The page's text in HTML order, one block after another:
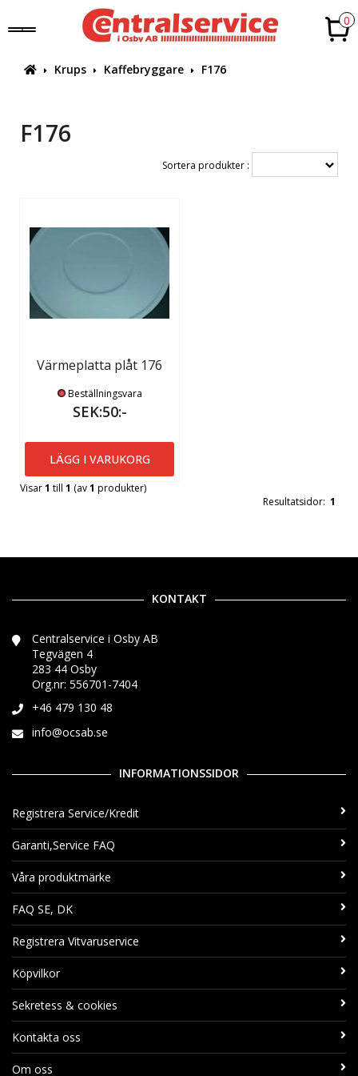
0
Krups Kaffebryggare F176
F176
Sortera produkter :
Värmeplatta plåt 176
Beställningsvara
SEK:50:-
LÄGG I VARUKORG
Visar1 till 1 (av1 produkter)
Resultatsidor: 1
KONTAKT
Centralservice i Osby AB
Tegvägen 4
283 44 Osby
Org.nr: 556701-7404
+46 479 130 48
info@ocsab.se
INFORMATIONSSIDOR
Registrera Service/Kredit
Garanti,Service FAQ
Våra produktmärke
FAQ SE, DK
Registrera Vitvaruservice
Köpvilkor
Sekretess & cookies
Kontakta oss
Om oss